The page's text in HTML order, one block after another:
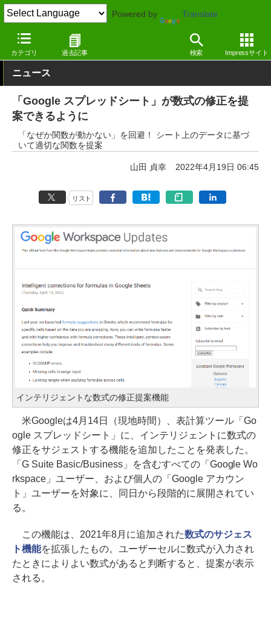
Powered by Translate
カテゴリ 過去記事 検索 Impressサイト
窓の杜 オフィス・ドキュメント Webサービス
ニュース
「Google スプレッドシート」が数式の修正を提
案できるように
「なぜか関数が動かない」を回避！ シート上のデータに基づ
いて適切な関数を提案
山田 貞幸 2022年4月19日 06:45
リスト
インテリジェントな数式の修正提案機能
米Googleは4月14日（現地時間）、表計算ツール「Go
ogle スプレッドシート」に、インテリジェントに数式の
修正をサジェストする機能を追加したことを発表した。
「G Suite Basic/Business」を含むすべての「Google Wo
rkspace」ユーザー、および個人の「Google アカウン
ト」ユーザーを対象に、同日から段階的に展開されてい
る。
この機能は、2021年8月に追加された数式のサジェス
ト機能を拡張したもの。ユーザーセルに数式が入力され
たときによりよい数式があると判断すると、提案が表示
される。